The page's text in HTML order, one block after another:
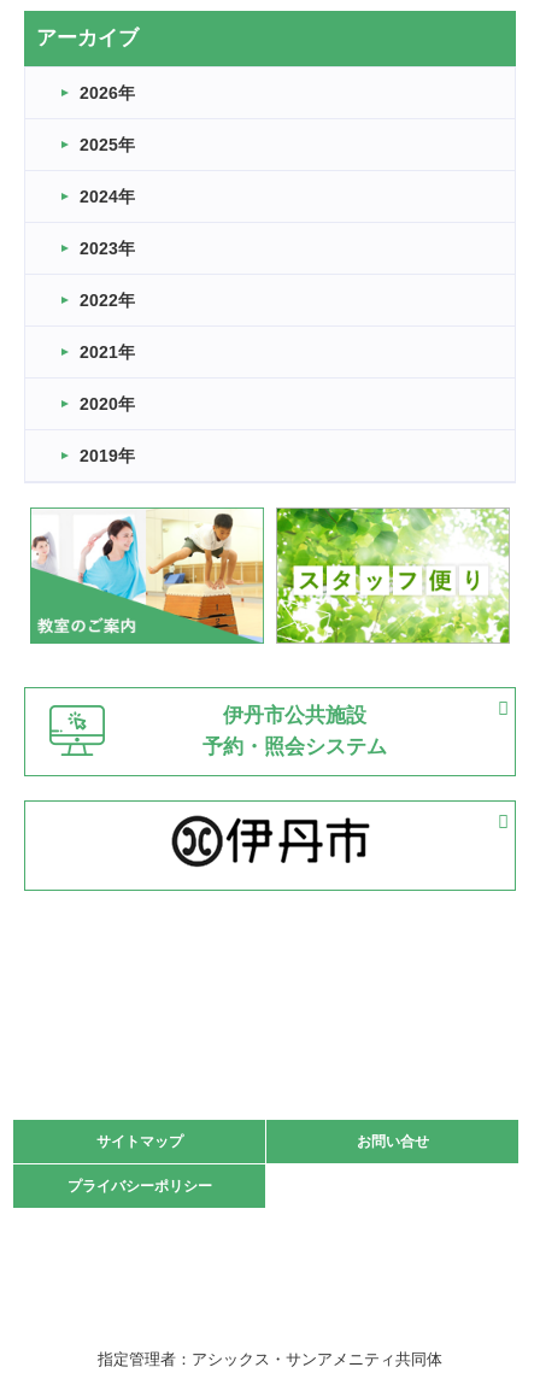
2026.03.20
なぎなた
2026.03.16
車いすバスケとRくんのお話
卒業・卒園の季節★
2026.03.11
緑ケ丘体育館
2022.11.03
緑ケ丘体育館
いたっぼーる大会☆彡
緑ケ丘体育館
2022.07.03
市内総合体育大会が開始
緑ケ丘体育館 猪名川運動広場
古池運動広場
2022.06.12
県知事杯争奪バレーボール大会が開催
2022.05.05
体育協会長杯 バドミントン競技の部
2022.05.22
緑ケ丘体育館
2021.10.23
卓球選手権大会ラージボールの部開催☆
伊丹市総合体育大会 バレーボール大会が開催されました
アーカイブ
2026年
2025年
2024年
2023年
2022年
2021年
2020年
2019年
伊丹市公共施設
予約・照会システム
サイトマップ お問い合せ
プライバシーポリシー
サイトマップ お問い合せ
プライバシーポリシー
指定管理者：アシックス・サンアメニティ共同体